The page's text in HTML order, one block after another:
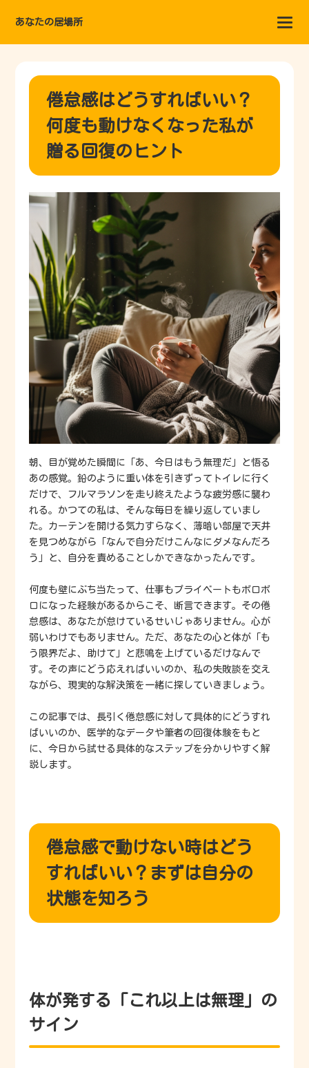
あなたの居場所
倦怠感はどうすればいい？
何度も動けなくなった私が
贈る回復のヒント
朝、目が覚めた瞬間に「あ、今日はもう無理だ」と悟る
あの感覚。鉛のように重い体を引きずってトイレに行く
だけで、フルマラソンを走り終えたような疲労感に襲わ
れる。かつての私は、そんな毎日を繰り返していまし
た。カーテンを開ける気力すらなく、薄暗い部屋で天井
を見つめながら「なんで自分だけこんなにダメなんだろ
う」と、自分を責めることしかできなかったんです。
何度も壁にぶち当たって、仕事もプライベートもボロボ
ロになった経験があるからこそ、断言できます。その倦
怠感は、あなたが怠けているせいじゃありません。心が
弱いわけでもありません。ただ、あなたの心と体が「も
う限界だよ、助けて」と悲鳴を上げているだけなんで
す。その声にどう応えればいいのか、私の失敗談を交え
ながら、現実的な解決策を一緒に探していきましょう。
この記事では、長引く倦怠感に対して具体的にどうすれ
ばいいのか、医学的なデータや筆者の回復体験をもと
に、今日から試せる具体的なステップを分かりやすく解
説します。
倦怠感で動けない時はどう
すればいい？まずは自分の
状態を知ろう
体が発する「これ以上は無理」の
サイン